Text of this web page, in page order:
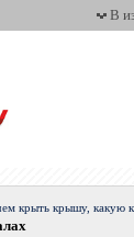
В
крыть крышу, какую